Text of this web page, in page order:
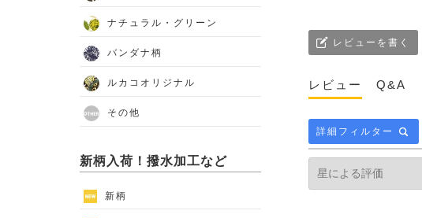
レビューを書く
レビュー Q&A
詳細フィルター
ナチュラル・グリーン
バンダナ柄
ルカコオリジナル
その他
新柄入荷！撥水加工など
新柄